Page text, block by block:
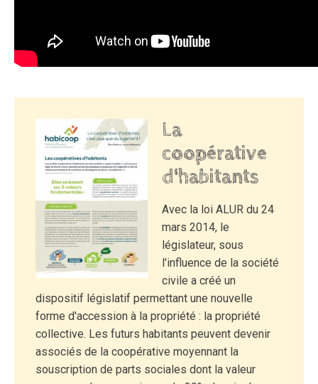
La
coopérative
d'habitants
Avec la loi ALUR du 24
mars 2014, le
législateur, sous
l'influence de la société
civile a créé un
dispositif législatif permettant une nouvelle
forme d'accession à la propriété : la propriété
collective. Les futurs habitants peuvent devenir
associés de la coopérative moyennant la
souscription de parts sociales dont la valeur